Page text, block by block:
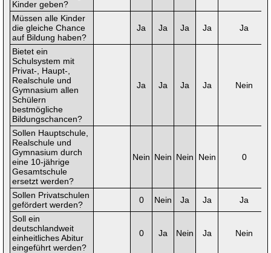
Kinder geben?
Müssen alle Kinder
die gleiche Chance
auf Bildung haben?
Ja Ja Ja Ja Ja
Bietet ein
Schulsystem mit
Privat-, Haupt-,
Realschule und
Gymnasium allen
Schülern
bestmögliche
Bildungschancen?
Ja Ja Ja Ja Nein
Sollen Hauptschule,
Realschule und
Gymnasium durch
eine 10-jährige
Gesamtschule
ersetzt werden?
Nein Nein Nein Nein 0
Sollen Privatschulen
gefördert werden?
0 Nein Ja Ja
Ja
Soll ein
deutschlandweit
einheitliches Abitur
eingeführt werden?
0 Ja Nein Ja Nein